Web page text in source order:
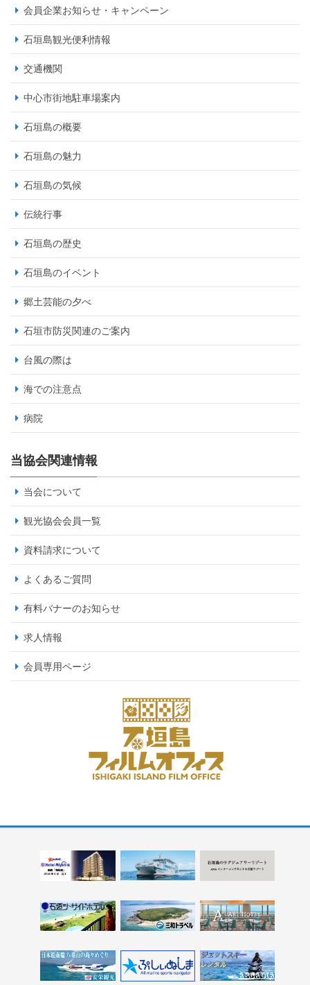
会員企業お知らせ・キャンペーン
石垣島観光便利情報
交通機関
中心市街地駐車場案内
石垣島の概要
石垣島の魅力
石垣島の気候
伝統行事
石垣島の歴史
石垣島のイベント
郷土芸能の夕べ
石垣市防災関連のご案内
台風の際は
海での注意点
病院
当協会関連情報
当会について
観光協会会員一覧
資料請求について
よくあるご質問
有料バナーのお知らせ
求人情報
会員専用ページ